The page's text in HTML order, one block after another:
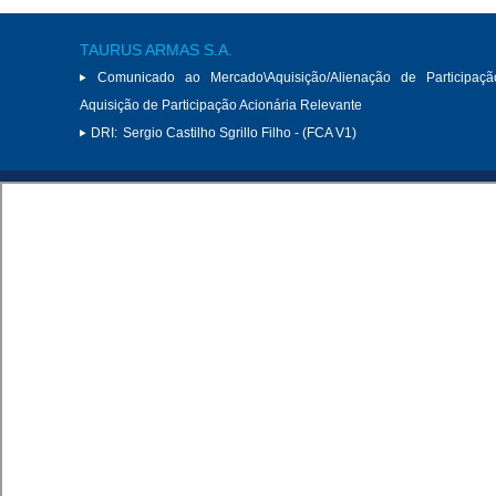
TAURUS ARMAS S.A.
Comunicado ao Mercado\Aquisição/Alienação de
Aquisição de Participação Acionária Relevante
DRI: Sergio Castilho Sgrillo Filho - (FCA V1)